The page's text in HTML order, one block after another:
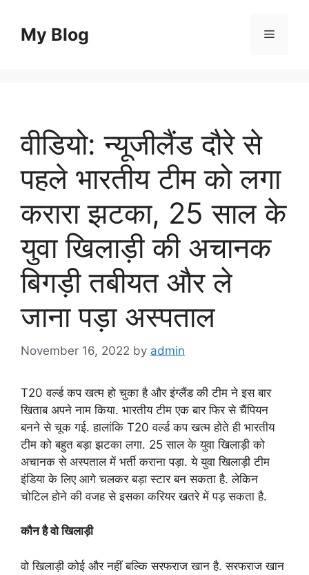
contentMy Blog Menu
वीडियो: न्यूजीलैंड दौरे से
पहले भारतीय टीम को लगा
करारा झटका, 25 साल के
युवा खिलाड़ी की अचानक
बिगड़ी तबीयत और ले
जाना पड़ा अस्पताल
November 16, 2022 by admin
T20 वर्ल्ड कप खत्म हो चुका है और इंग्लैंड की टीम ने इस बार
खिताब अपने नाम किया. भारतीय टीम एक बार फिर से चैंपियन
बनने से चूक गई. हालांकि T20 वर्ल्ड कप खत्म होते ही भारतीय
टीम को बहुत बड़ा झटका लगा. 25 साल के युवा खिलाड़ी को
अचानक से अस्पताल में भर्ती कराना पड़ा. ये युवा खिलाड़ी टीम
इंडिया के लिए आगे चलकर बड़ा स्टार बन सकता है. लेकिन
चोटिल होने की वजह से इसका करियर खतरे में पड़ सकता है.
कौन है वो खिलाड़ी
वो खिलाड़ी कोई और नहीं बल्कि सरफराज खान है. सरफराज खान